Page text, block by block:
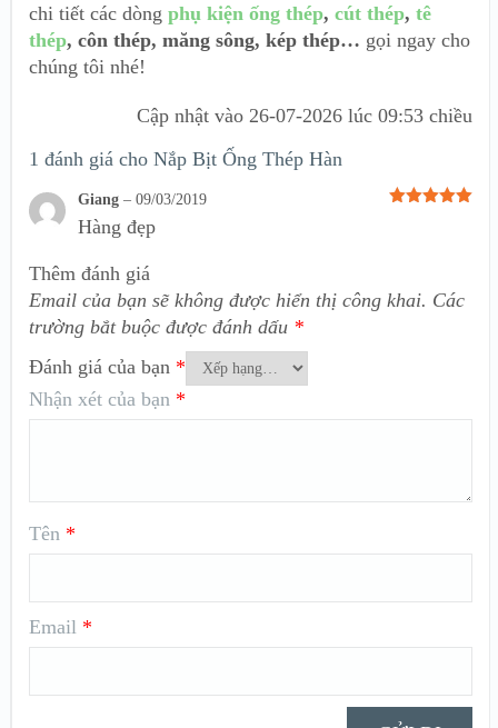
chi tiết các dòng phụ kiện ống thép, cút thép, tê
thép, côn thép, măng sông, kép thép… gọi ngay cho
chúng tôi nhé!
Cập nhật vào 26-07-2026 lúc 09:53 chiều
1 đánh giá cho Nắp Bịt Ống Thép Hàn
Giang – 09/03/2019
Hàng đẹp
Thêm đánh giá
Email của bạn sẽ không được hiển thị công khai. Các
trường bắt buộc được đánh dấu *
Đánh giá của bạn *
Nhận xét của bạn *
Tên *
Email *